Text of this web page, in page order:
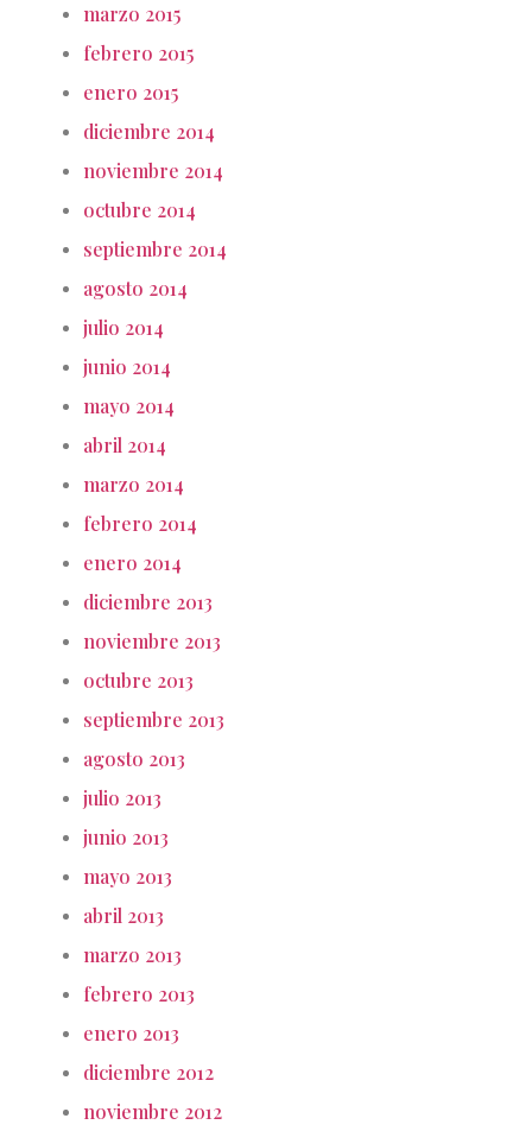
marzo 2015
febrero 2015
enero 2015
diciembre 2014
noviembre 2014
octubre 2014
septiembre 2014
agosto 2014
julio 2014
junio 2014
mayo 2014
abril 2014
marzo 2014
febrero 2014
enero 2014
diciembre 2013
noviembre 2013
octubre 2013
septiembre 2013
agosto 2013
julio 2013
junio 2013
mayo 2013
abril 2013
marzo 2013
febrero 2013
enero 2013
diciembre 2012
noviembre 2012